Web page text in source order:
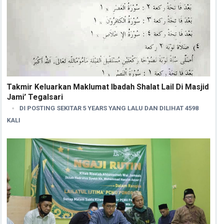
Takmir Keluarkan Maklumat Ibadah Shalat Lail Di Masjid
Jami’ Tegalsari
DI POSTING SEKITAR 5 YEARS YANG LALU DAN DILIHAT 4598
KALI